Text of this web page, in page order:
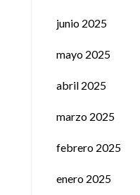
junio 2025
mayo 2025
abril 2025
marzo 2025
febrero 2025
enero 2025